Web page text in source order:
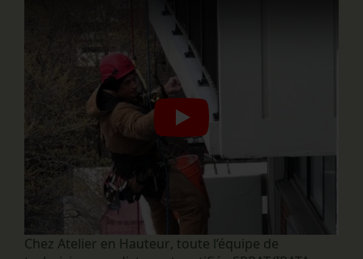
Play
Chez Atelier en Hauteur, toute l’équipe de